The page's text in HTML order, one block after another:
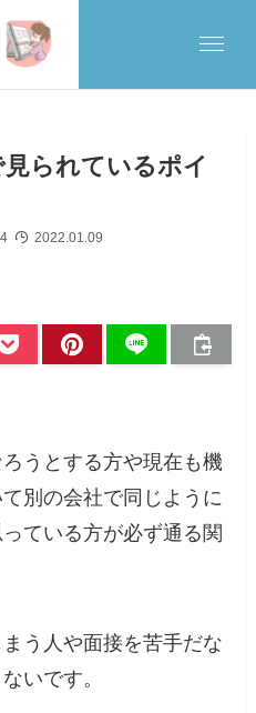
られているポイ
2022.01.09
うとする方や現在も機
別の会社で同じように
ている方が必ず通る関
う人や面接を苦手だな
いです。